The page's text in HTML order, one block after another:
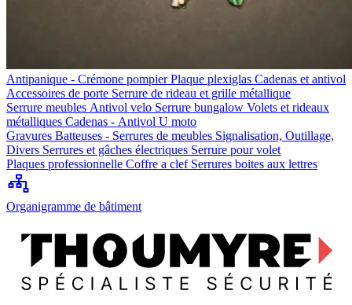
Antipanique - Crémone pompierPlaque plexiglas Cadenas et antivol
Accessoires de porte Serrure de rideau et grille métallique
Serrure meubles Antivol velo Serrure bungalow Volets et rideaux
métalliques Cadenas - Antivol U moto
Gravures Batteuses - Serrures de meubles Signalisation, Outillage,
Divers Serrures et gâches électriques Serrure pour volet
Plaques professionnelle Coffre a clef Serrures boites aux lettres
Organigramme de bâtiment